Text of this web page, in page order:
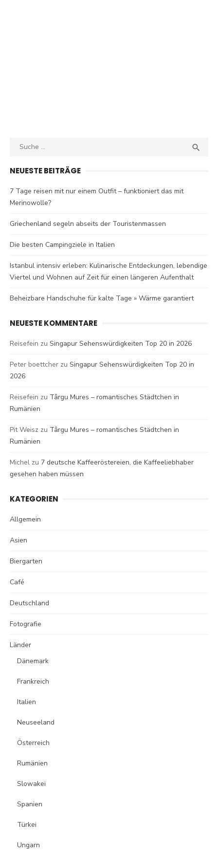
Search

NEUESTE BEITRÄGE
7 Tage reisen mit nur einem Outfit – funktioniert das mit
Merinowolle?
Griechenland segeln abseits der Touristenmassen
Die besten Campingziele in Italien
Istanbul intensiv erleben: Kulinarische Entdeckungen, lebendige
Viertel und Wohnen auf Zeit für einen längeren Aufenthalt
Beheizbare Handschuhe für kalte Tage » Wärme garantiert
NEUESTE KOMMENTARE
Reisefein zu Singapur Sehenswürdigkeiten Top 20 in 2026
Peter boettcher zu Singapur Sehenswürdigkeiten Top 20 in
2026
Reisefein zu Târgu Mures – romantisches Städtchen in
Rumänien
Pit Weisz zu Târgu Mures – romantisches Städtchen in
Rumänien
Michel zu 7 deutsche Kaffeeröstereien, die Kaffeeliebhaber
gesehen haben müssen
KATEGORIEN
Allgemein
Asien
Biergarten
Café
Deutschland
Fotografie
Länder
Dänemark
Frankreich
Italien
Neuseeland
Österreich
Rumänien
Slowakei
Spanien
Türkei
Ungarn